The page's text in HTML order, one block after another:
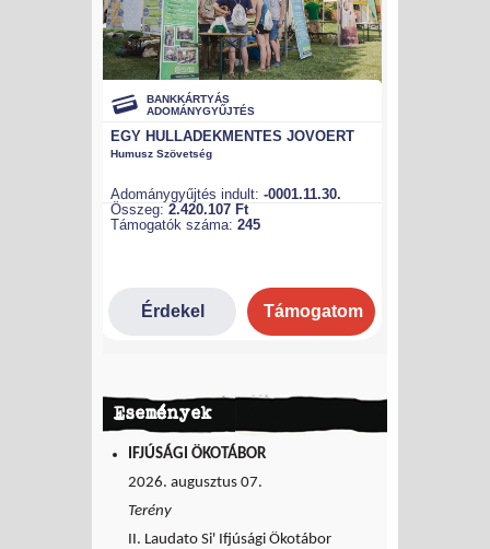
Események
IFJÚSÁGI ÖKOTÁBOR
2026. augusztus 07.
Terény
II. Laudato Si' Ifjúsági Ökotábor